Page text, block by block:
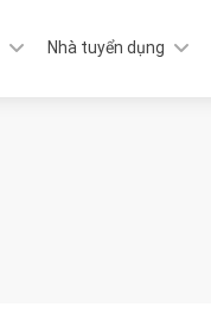
Nhà tuyển dụng